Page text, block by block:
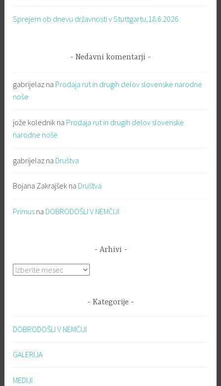
Sprejem ob dnevu državnosti v Stuttgartu,18.6.2026
Nedavni komentarji
gabrijelaz na Prodaja rut in drugih delov slovenske narodne
noše
jože kolednik na Prodaja rut in drugih delov slovenske
narodne noše
gabrijelaz na Društva
Bojana Zakrajšek na Društva
Primus na DOBRODOŠLI V NEMČIJI
Arhivi
Arhivi
Kategorije
DOBRODOŠLI V NEMČIJI
GALERIJA
MEDIJI